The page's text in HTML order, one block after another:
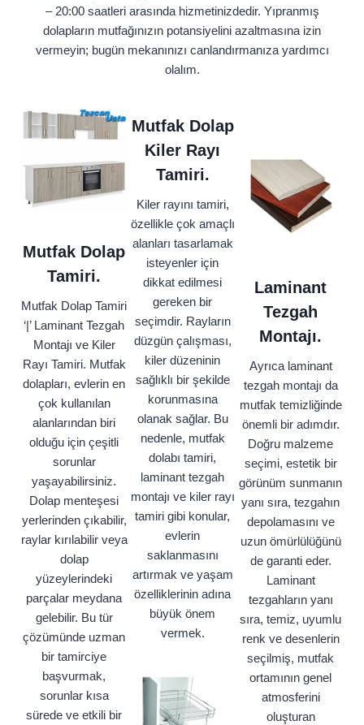
– 20:00 saatleri arasında hizmetinizdedir. Yıpranmış
dolapların mutfağınızın potansiyelini azaltmasına izin
vermeyin; bugün mekanınızı canlandırmanıza yardımcı
olalım.
Mutfak Dolap
Tamiri.
Mutfak Dolap Tamiri
‘|’ Laminant Tezgah
Montajı ve Kiler
Rayı Tamiri. Mutfak
dolapları, evlerin en
çok kullanılan
alanlarından biri
olduğu için çeşitli
sorunlar
yaşayabilirsiniz.
Dolap menteşesi
yerlerinden çıkabilir,
raylar kırılabilir veya
dolap
yüzeylerindeki
parçalar meydana
gelebilir. Bu tür
çözümünde uzman
bir tamirciye
başvurmak,
sorunlar kısa
sürede ve etkili bir
Mutfak Dolap
Kiler Rayı
Tamiri.
Kiler rayını tamiri,
özellikle çok amaçlı
alanları tasarlamak
isteyenler için
dikkat edilmesi
gereken bir
seçimdir. Rayların
düzgün çalışması,
kiler düzeninin
sağlıklı bir şekilde
korunmasına
olanak sağlar. Bu
nedenle, mutfak
dolabı tamiri,
laminant tezgah
montajı ve kiler rayı
tamiri gibi konular,
evlerin
saklanmasını
artırmak ve yaşam
özelliklerinin adına
büyük önem
vermek.
Laminant
Tezgah
Montajı.
Ayrıca laminant
tezgah montajı da
mutfak temizliğinde
önemli bir adımdır.
Doğru malzeme
seçimi, estetik bir
görünüm sunmanın
yanı sıra, tezgahın
depolamasını ve
uzun ömürlülüğünü
de garanti eder.
Laminant
tezgahların yanı
sıra, temiz, uyumlu
renk ve desenlerin
seçilmiş, mutfak
ortamının genel
atmosferini
oluşturan